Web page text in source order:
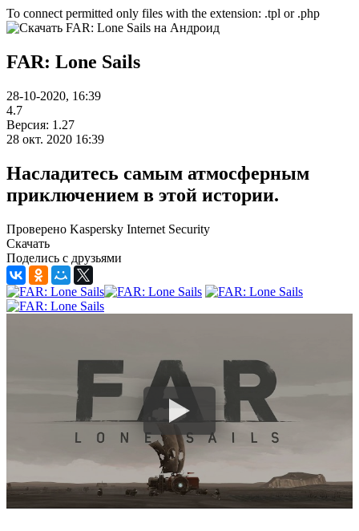
To connect permitted only files with the extension: .tpl or .php
FAR: Lone Sails
28-10-2020, 16:39
4.7
Версия: 1.27
28 окт. 2020 16:39
Насладитесь самым атмосферным
приключением в этой истории.
Проверено Kaspersky Internet Security
Скачать
Поделись с друзьями